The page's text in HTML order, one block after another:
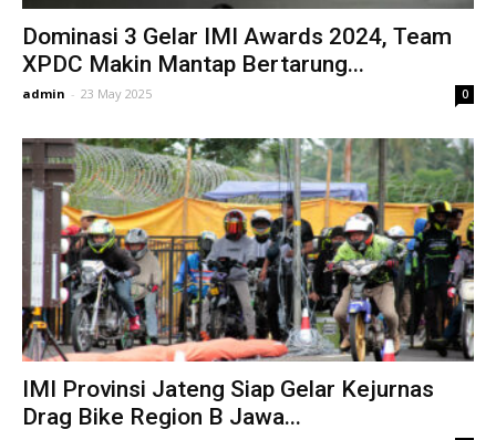
Dominasi 3 Gelar IMI Awards 2024, Team
XPDC Makin Mantap Bertarung...
admin - 23 May 2025 0
IMI Provinsi Jateng Siap Gelar Kejurnas
Drag Bike Region B Jawa...